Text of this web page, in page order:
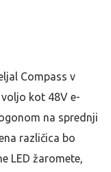
Compass v
kot 48V e-
na sprednji
različica bo
LED žaromete,